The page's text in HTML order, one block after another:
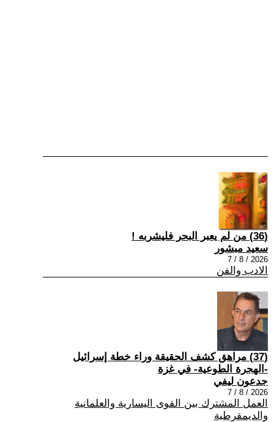
(36) من لم يعبر البحر فليشربه !
سعيد مبشور
2026 / 8 / 7
الادب والفن
(37) مراهق كشف الحقيقة وراء خطة إسرائيل
-الهجرة الطوعية- في غزة
جدعون ليفي
2026 / 8 / 7
العمل المشترك بين القوى اليسارية والعلمانية
والديمقرطية